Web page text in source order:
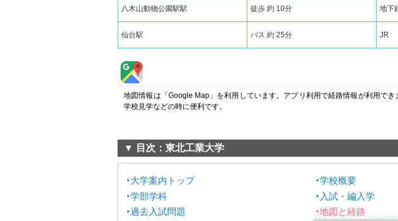
八木山動物公園駅駅 徒歩 約 10分 地下
仙台駅 バス 約 25分 JR
地図情報は「Google Map」を利用しています。アプリ利用で経路情報が利用でき
学校見学などの時に便利です。
▼ 目次：東北工業大学
大学案内トップ
学校概要
学部学科
入試・編入学
過去入試問題
地図と経路